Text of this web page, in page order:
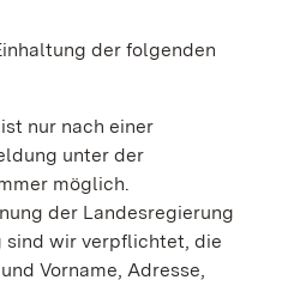
der folgenden
nur nach einer
unter der
möglich.
der Landesregierung
sind wir verpflichtet, die
Vorname, Adresse,